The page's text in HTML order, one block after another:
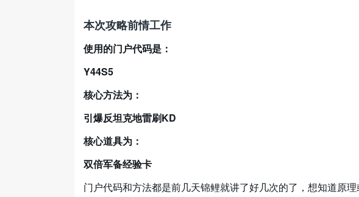
本次攻略前情工作
使用的门户代码是：
Y44S5
核心方法为：
引爆反坦克地雷刷KD
核心道具为：
双倍军备经验卡
门户代码和方法都是前几天锦鲤就讲了好几次的了，想知道原